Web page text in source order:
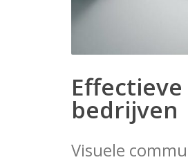
bedrijven
Visuele